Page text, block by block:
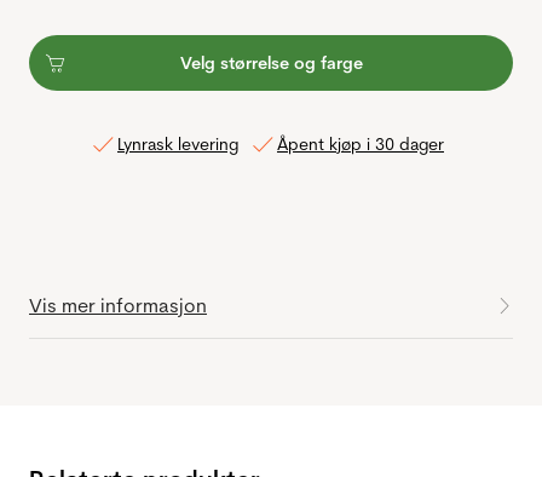
Velg størrelse og farge
Lynrask levering Åpent kjøp i 30 dager
Vis mer informasjon